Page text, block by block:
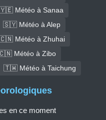
Météo à Sanaa
🇸🇾 Météo à Alep
Météo à Zhuhai
Météo à Zibo
🇹🇼 Météo à Taichung
en ce moment